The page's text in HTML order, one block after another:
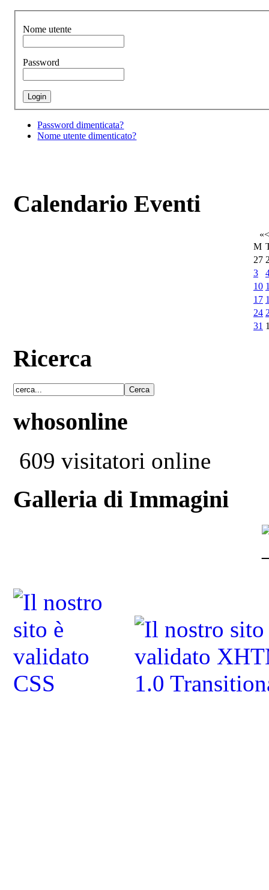
Nome utente
Password
Password dimenticata?
Nome utente dimenticato?
Calendario Eventi
«<
M
27
3
10
17
24
31
Ricerca
whosonline
609 visitatori online
Galleria di Immagini